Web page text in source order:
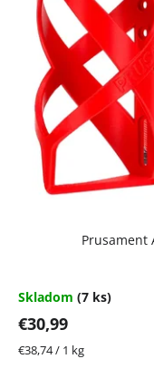
Prusament
Skladom (7 ks)
€30,99
Jednotková
€38,74 / 1 kg